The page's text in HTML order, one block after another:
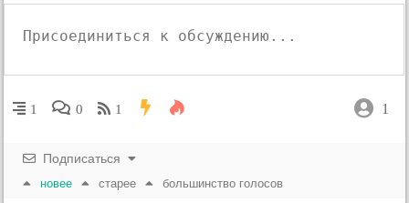
1 0 1 1
Подписаться
новее старее большинство голосов